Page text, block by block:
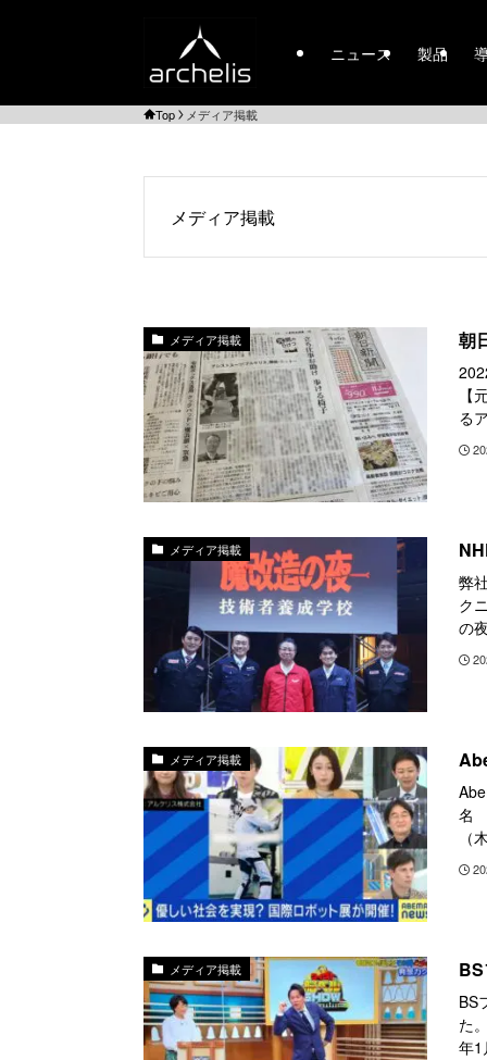
ニュース 製品
Top メディア掲載
メディア掲載
メディア掲載 朝
【
る
メディア掲載
弊
ク
の
メディア掲載
名
メディア掲載
BS
た
年